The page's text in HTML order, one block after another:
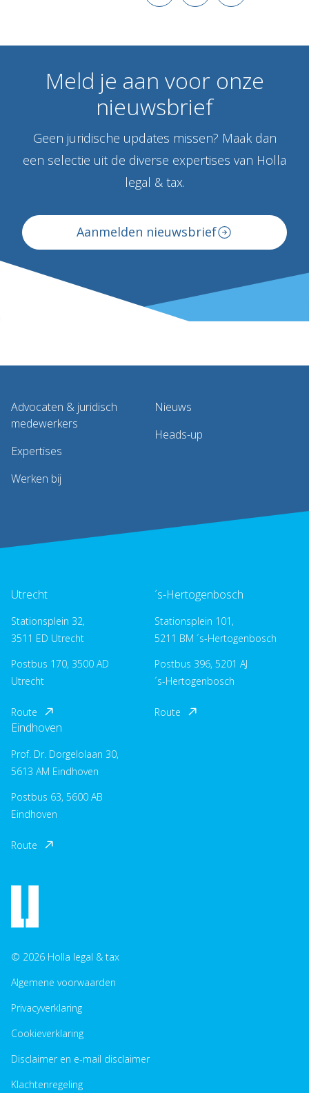
Meld je aan voor onze
nieuwsbrief
Geen juridische updates missen? Maak dan
een selectie uit de diverse expertises van Holla
legal & tax.
Aanmelden nieuwsbrief
Advocaten & juridisch
medewerkers
Expertises
Werken bij
Nieuws
Heads-up
Utrecht
Stationsplein 32,
3511 ED Utrecht
Postbus 170, 3500 AD
Utrecht
Route
´s-Hertogenbosch
Stationsplein 101,
5211 BM ´s-Hertogenbosch
Postbus 396, 5201 AJ
´s-Hertogenbosch
Route
Eindhoven
Prof. Dr. Dorgelolaan 30,
5613 AM Eindhoven
Postbus 63, 5600 AB
Eindhoven
Route
© 2026 Holla legal & tax
Algemene voorwaarden
Privacyverklaring
Cookieverklaring
Disclaimer en e-mail disclaimer
Klachtenregeling